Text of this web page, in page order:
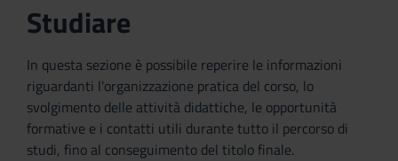
Studiare
In questa sezione è possibile reperire le informazioni
riguardanti l'organizzazione pratica del corso, lo
svolgimento delle attività didattiche, le opportunità
formative e i contatti utili durante tutto il percorso di
studi, fino al conseguimento del titolo finale.